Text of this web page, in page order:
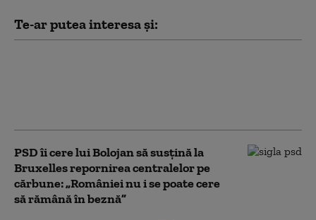
Te-ar putea interesa și:
PSD îi cere lui Bolojan să susțină la
Bruxelles repornirea centralelor pe
cărbune: „României nu i se poate cere
să rămână în beznă”